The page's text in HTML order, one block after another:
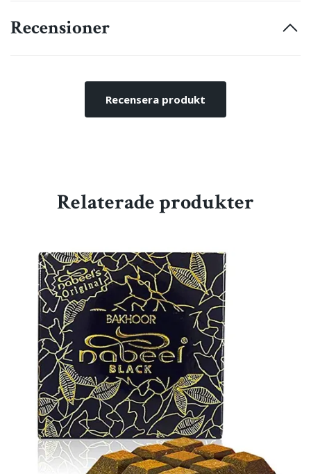
Recensioner
Recensera produkt
Relaterade produkter